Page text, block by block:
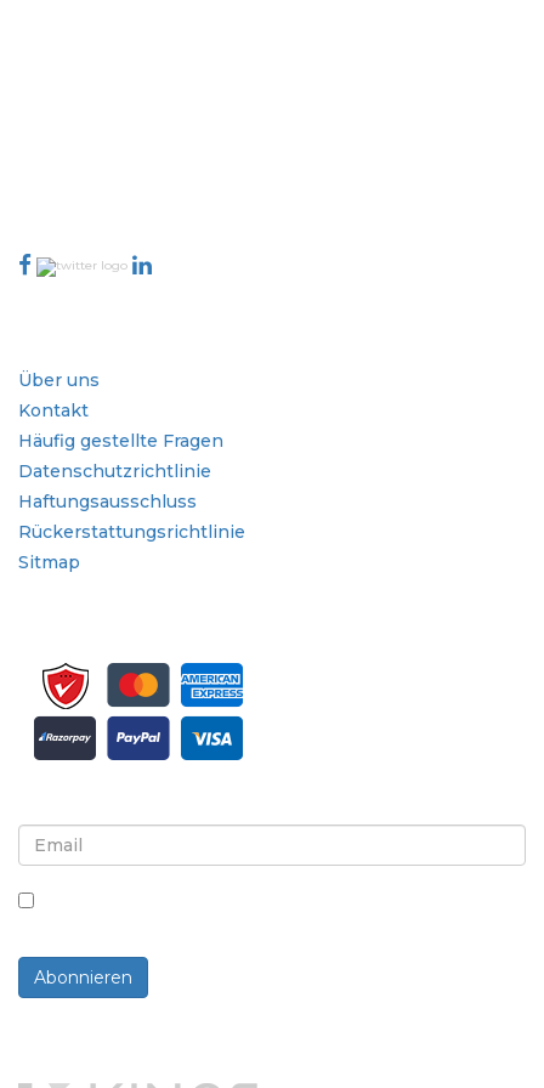
Über uns
Kontakt
Häufig gestellte Fragen
Datenschutzrichtlinie
Haftungsausschluss
Rückerstattungsrichtlinie
Sitmap
Abonnieren